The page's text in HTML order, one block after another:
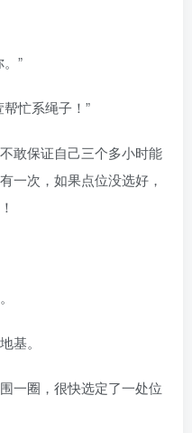
”
忙系绳子！”
敢保证自己三个多小时能
一次，如果点位没选好，
基。
一圈，很快选定了一处位